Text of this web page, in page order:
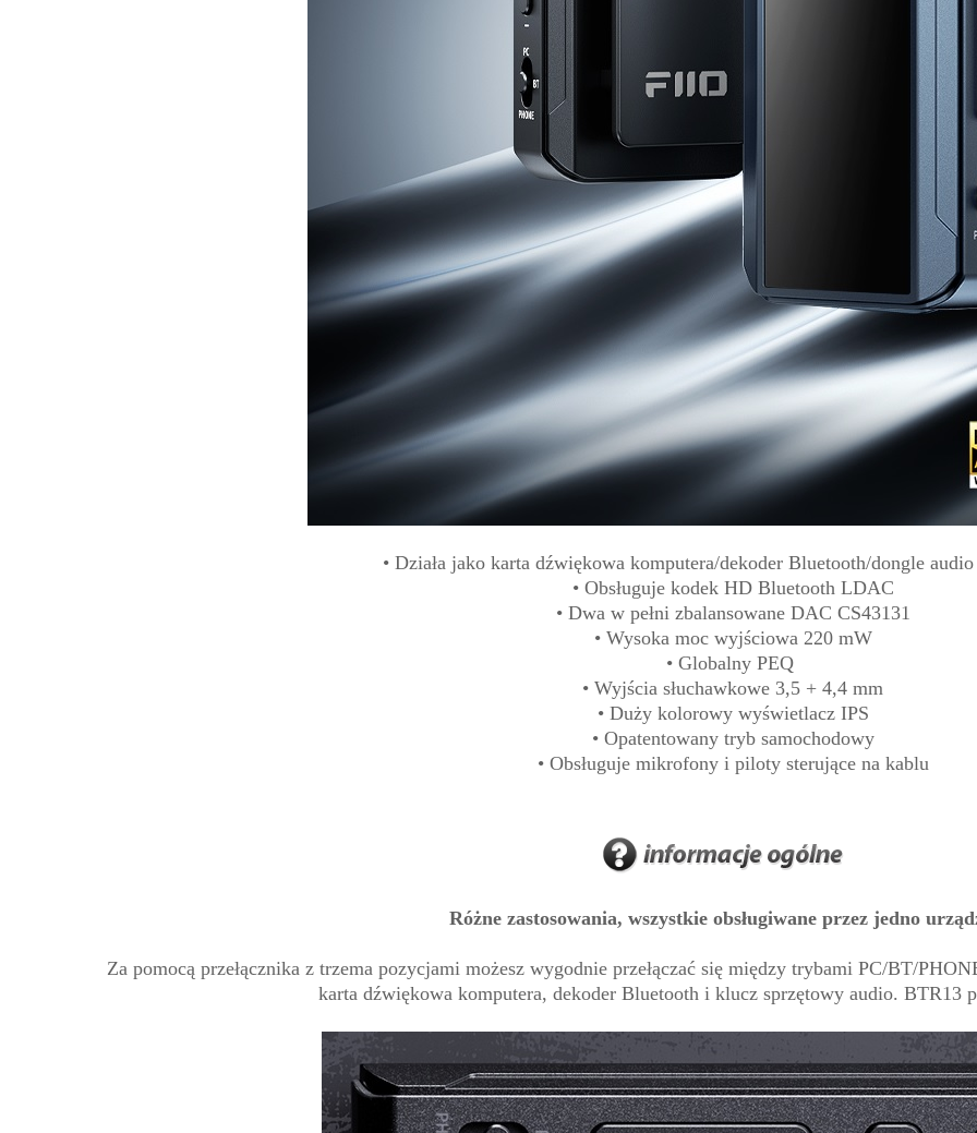
• Działa jako karta dźwiękowa komputera/dekoder Bluetooth/dongle
• Obsługuje kodek HD Bluetooth LDAC
• Dwa w pełni zbalansowane DAC CS43131
• Wysoka moc wyjściowa 220 mW
• Globalny PEQ
• Wyjścia słuchawkowe 3,5 + 4,4 mm
• Duży kolorowy wyświetlacz IPS
• Opatentowany tryb samochodowy
• Obsługuje mikrofony i piloty sterujące na kablu
Różne zastosowania, wszystkie obsługiwane przez jedno
Za pomocą przełącznika z trzema pozycjami możesz wygodnie przełączać się między trybami PC/BT/
karta dźwiękowa komputera, dekoder Bluetooth i klucz sprzętowy audio. BTR13